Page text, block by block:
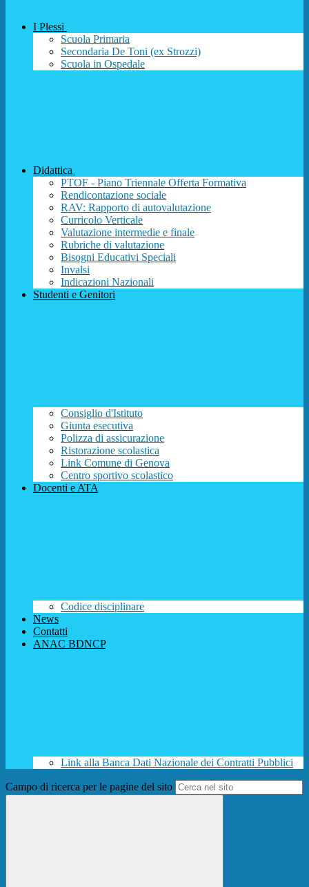
I Plessi
Scuola Primaria
Secondaria De Toni (ex Strozzi)
Scuola in Ospedale
Didattica
PTOF - Piano Triennale Offerta Formativa
Rendicontazione sociale
RAV: Rapporto di autovalutazione
Curricolo Verticale
Valutazione intermedie e finale
Rubriche di valutazione
Bisogni Educativi Speciali
Invalsi
Indicazioni Nazionali
Studenti e Genitori
Consiglio d'Istituto
Giunta esecutiva
Polizza di assicurazione
Ristorazione scolastica
Link Comune di Genova
Centro sportivo scolastico
Docenti e ATA
Codice disciplinare
News
Contatti
ANAC BDNCP
Link alla Banca Dati Nazionale dei Contratti Pubblici
Campo di ricerca per le pagine del sito